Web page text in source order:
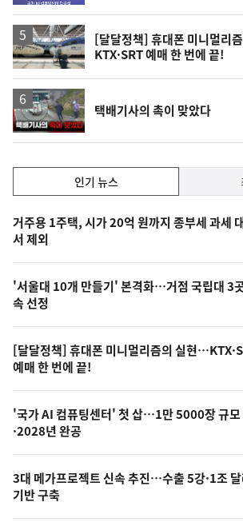
[달달정책] 휴대폰 미니멀리
KTX·SRT 예매 한 번에 끝!
영
상
택배기사의 촉이 맞았다
기,
최
신,
오
늘
의
영
상
오
늘
의
사
진
인기 뉴스
기
뉴
스
거주용 1주택, 시가 20억 원까지 종부세 과세
서 제외
'서울대 10개 만들기' 본격화…거점 국립대 3
속 선정
[달달정책] 휴대폰 미니멀리즘의 실현
예매 한 번에 끝!
'국가 AI 컴퓨팅센터' 첫 삽…1만 5000장 규모
·2028년 완공
3대 메가프로젝트 신속 추진…수출 5강·1조
기반 구축